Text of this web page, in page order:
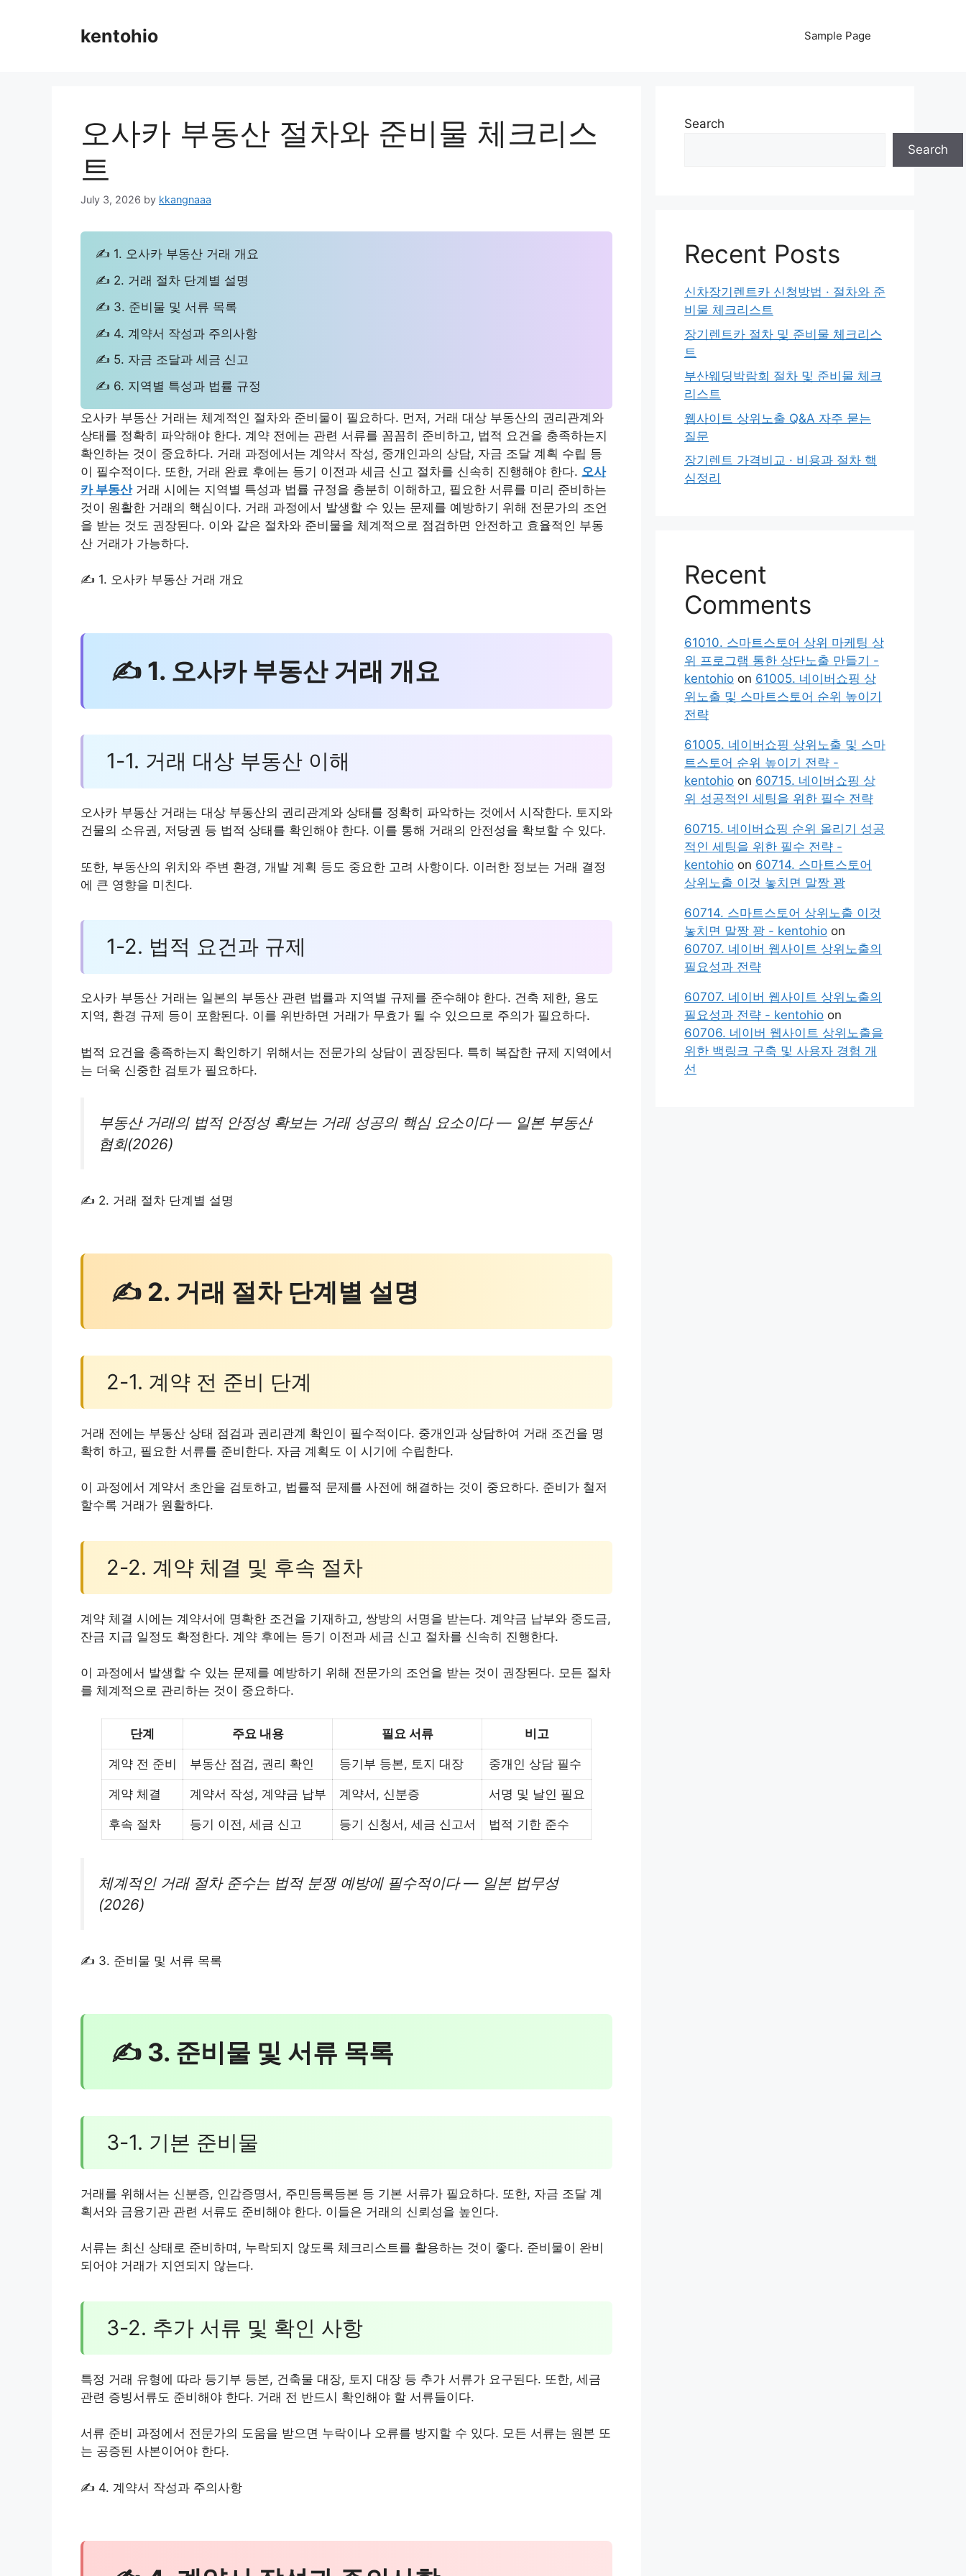
kentohio Sample Page
오사카 부동산 절차와 준비물 체크리스
트
July 3, 2026 by kkangnaaa
✍ 1. 오사카 부동산 거래 개요
✍ 2. 거래 절차 단계별 설명
✍ 3. 준비물 및 서류 목록
✍ 4. 계약서 작성과 주의사항
✍ 5. 자금 조달과 세금 신고
✍ 6. 지역별 특성과 법률 규정
오사카 부동산 거래는 체계적인 절차와 준비물이 필요하다. 먼저, 거래 대상 부동산의 권리관계와
상태를 정확히 파악해야 한다. 계약 전에는 관련 서류를 꼼꼼히 준비하고, 법적 요건을 충족하는지
확인하는 것이 중요하다. 거래 과정에서는 계약서 작성, 중개인과의 상담, 자금 조달 계획 수립 등
이 필수적이다. 또한, 거래 완료 후에는 등기 이전과 세금 신고 절차를 신속히 진행해야 한다. 오사
카 부동산거래 시에는 지역별 특성과 법률 규정을 충분히 이해하고, 필요한 서류를 미리 준비하는
것이 원활한 거래의 핵심이다. 거래 과정에서 발생할 수 있는 문제를 예방하기 위해 전문가의 조언
을 받는 것도 권장된다. 이와 같은 절차와 준비물을 체계적으로 점검하면 안전하고 효율적인 부동
산 거래가 가능하다.
✍ 1. 오사카 부동산 거래 개요
✍ 1. 오사카 부동산 거래 개요
1-1. 거래 대상 부동산 이해
오사카 부동산 거래는 대상 부동산의 권리관계와 상태를 정확히 파악하는 것에서 시작한다. 토지와
건물의 소유권, 저당권 등 법적 상태를 확인해야 한다. 이를 통해 거래의 안전성을 확보할 수 있다.
또한, 부동산의 위치와 주변 환경, 개발 계획 등도 중요한 고려 사항이다. 이러한 정보는 거래 결정
에 큰 영향을 미친다.
1-2. 법적 요건과 규제
오사카 부동산 거래는 일본의 부동산 관련 법률과 지역별 규제를 준수해야 한다. 건축 제한, 용도
지역, 환경 규제 등이 포함된다. 이를 위반하면 거래가 무효가 될 수 있으므로 주의가 필요하다.
법적 요건을 충족하는지 확인하기 위해서는 전문가의 상담이 권장된다. 특히 복잡한 규제 지역에서
는 더욱 신중한 검토가 필요하다.
부동산 거래의 법적 안정성 확보는 거래 성공의 핵심 요소이다 — 일본 부동산
협회(2026)
✍ 2. 거래 절차 단계별 설명
✍ 2. 거래 절차 단계별 설명
2-1. 계약 전 준비 단계
거래 전에는 부동산 상태 점검과 권리관계 확인이 필수적이다. 중개인과 상담하여 거래 조건을 명
확히 하고, 필요한 서류를 준비한다. 자금 계획도 이 시기에 수립한다.
이 과정에서 계약서 초안을 검토하고, 법률적 문제를 사전에 해결하는 것이 중요하다. 준비가 철저
할수록 거래가 원활하다.
2-2. 계약 체결 및 후속 절차
계약 체결 시에는 계약서에 명확한 조건을 기재하고, 쌍방의 서명을 받는다. 계약금 납부와 중도금,
잔금 지급 일정도 확정한다. 계약 후에는 등기 이전과 세금 신고 절차를 신속히 진행한다.
이 과정에서 발생할 수 있는 문제를 예방하기 위해 전문가의 조언을 받는 것이 권장된다. 모든 절차
를 체계적으로 관리하는 것이 중요하다.
단계 주요 내용 필요 서류 비고
계약 전 준비 부동산 점검, 권리 확인 등기부 등본, 토지 대장 중개인 상담 필수
계약 체결 계약서 작성, 계약금 납부 계약서, 신분증 서명 및 날인 필요
후속 절차 등기 이전, 세금 신고 등기 신청서, 세금 신고서 법적 기한 준수
체계적인 거래 절차 준수는 법적 분쟁 예방에 필수적이다 — 일본 법무성
(2026)
✍ 3. 준비물 및 서류 목록
✍ 3. 준비물 및 서류 목록
3-1. 기본 준비물
거래를 위해서는 신분증, 인감증명서, 주민등록등본 등 기본 서류가 필요하다. 또한, 자금 조달 계
획서와 금융기관 관련 서류도 준비해야 한다. 이들은 거래의 신뢰성을 높인다.
서류는 최신 상태로 준비하며, 누락되지 않도록 체크리스트를 활용하는 것이 좋다. 준비물이 완비
되어야 거래가 지연되지 않는다.
3-2. 추가 서류 및 확인 사항
특정 거래 유형에 따라 등기부 등본, 건축물 대장, 토지 대장 등 추가 서류가 요구된다. 또한, 세금
관련 증빙서류도 준비해야 한다. 거래 전 반드시 확인해야 할 서류들이다.
서류 준비 과정에서 전문가의 도움을 받으면 누락이나 오류를 방지할 수 있다. 모든 서류는 원본 또
는 공증된 사본이어야 한다.
✍ 4. 계약서 작성과 주의사항
Search
Search
Recent Posts
신차장기렌트카 신청방법 · 절차와 준
비물 체크리스트
장기렌트카 절차 및 준비물 체크리스
트
부산웨딩박람회 절차 및 준비물 체크
리스트
웹사이트 상위노출 Q&A 자주 묻는
질문
장기렌트 가격비교 · 비용과 절차 핵
심정리
Recent
Comments
61010. 스마트스토어 상위 마케팅 상
위 프로그램 통한 상단노출 만들기 -
kentohio on 61005. 네이버쇼핑 상
위노출 및 스마트스토어 순위 높이기
전략
61005. 네이버쇼핑 상위노출 및 스마
트스토어 순위 높이기 전략 -
kentohio on 60715. 네이버쇼핑 상
위 성공적인 세팅을 위한 필수 전략
60715. 네이버쇼핑 순위 올리기 성공
적인 세팅을 위한 필수 전략 -
kentohio on 60714. 스마트스토어
상위노출 이것 놓치면 말짱 꽝
60714. 스마트스토어 상위노출 이것
놓치면 말짱 꽝 - kentohio on
60707. 네이버 웹사이트 상위노출의
필요성과 전략
60707. 네이버 웹사이트 상위노출의
필요성과 전략 - kentohio on
60706. 네이버 웹사이트 상위노출을
위한 백링크 구축 및 사용자 경험 개
선